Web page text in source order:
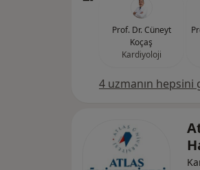
Prof. Dr. Cüneyt
Koçaş
Kardiyoloji
4 uzmanın hepsini